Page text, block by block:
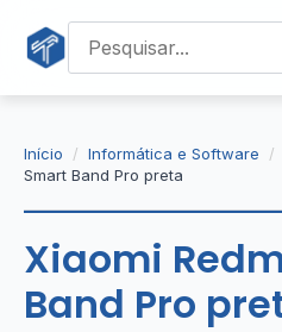
Início Informática e Software
Smart Band Pro preta
Xiaomi
Band Pro